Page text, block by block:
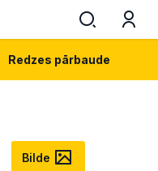
Redzes pārbaude
Bilde